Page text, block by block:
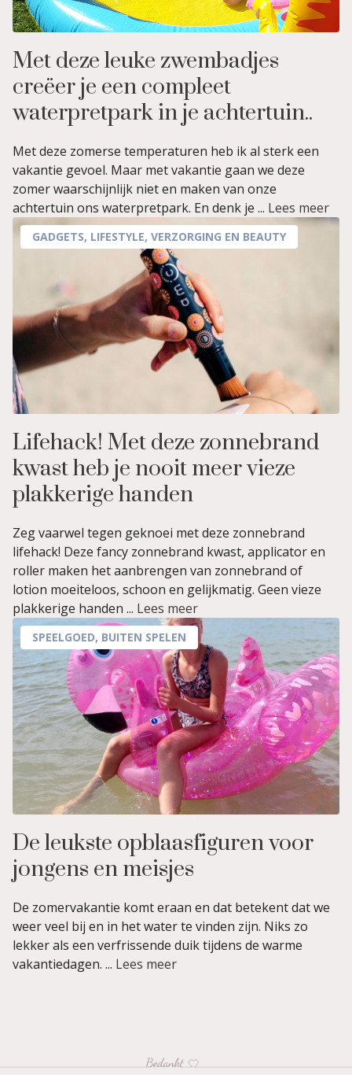
Met deze leuke zwembadjes
creëer je een compleet
waterpretpark in je achtertuin..
Met deze zomerse temperaturen heb ik al sterk een
vakantie gevoel. Maar met vakantie gaan we deze
zomer waarschijnlijk niet en maken van onze
achtertuin ons waterpretpark. En denk je ... Lees meer
GADGETS, LIFESTYLE, VERZORGING EN BEAUTY
Lifehack! Met deze zonnebrand
kwast heb je nooit meer vieze
plakkerige handen
Zeg vaarwel tegen geknoei met deze zonnebrand
lifehack! Deze fancy zonnebrand kwast, applicator en
roller maken het aanbrengen van zonnebrand of
lotion moeiteloos, schoon en gelijkmatig. Geen vieze
plakkerige handen ... Lees meer
SPEELGOED, BUITEN SPELEN
De leukste opblaasfiguren voor
jongens en meisjes
De zomervakantie komt eraan en dat betekent dat we
weer veel bij en in het water te vinden zijn. Niks zo
lekker als een verfrissende duik tijdens de warme
vakantiedagen. ... Lees meer